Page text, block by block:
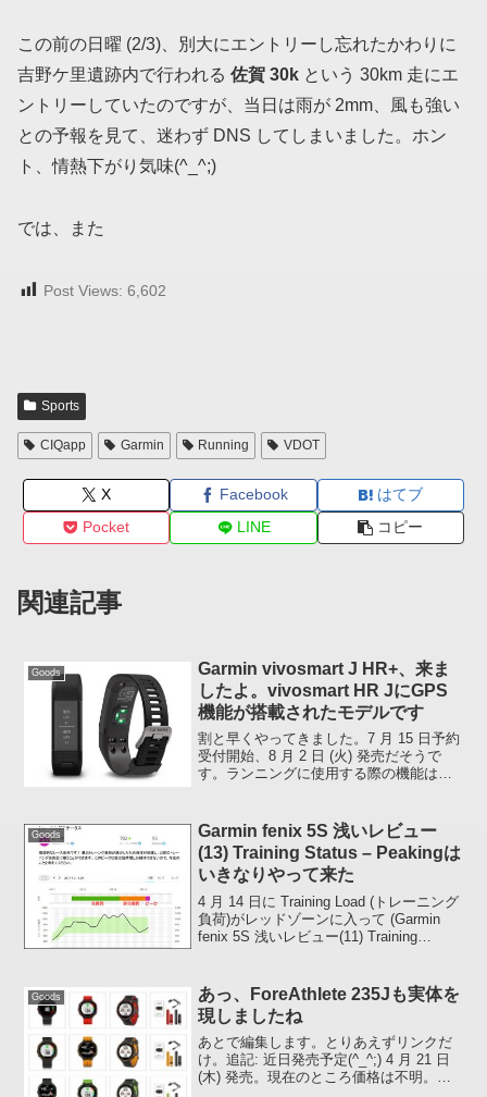
この前の日曜 (2/3)、別大にエントリーし忘れたかわりに
吉野ケ里遺跡内で行われる 佐賀 30k という 30km 走にエ
ントリーしていたのですが、当日は雨が 2mm、風も強い
との予報を見て、迷わず DNS してしまいました。ホン
ト、情熱下がり気味(^_^;)
では、また
Post Views: 6,602
Sports
CIQapp Garmin Running VDOT
X Facebook
はてブ
Pocket
LINE コピー
関連記事
Goods
Garmin vivosmart J HR+、来ま
したよ。vivosmart HR JにGPS
機能が搭載されたモデルです
割と早くやってきました。7 月 15 日予約
受付開始、8 月 2 日 (火) 発売だそうで
す。ランニングに使用する際の機能は
と思います。ただ、機能最小限のわりに
高...
Goods
Garmin fenix 5S 浅いレビュー
(13) Training Status – Peakingは
いきなりやって来た
4 月 14 日に Training Load (トレーニング
負荷)がレッドゾーンに入って (Garmin
fenix 5S 浅いレビュー(11) Training
Goods
あっ、ForeAthlete 235Jも実体を
現しましたね
あとで編集します。とりあえずリンクだ
け。追記: 近日発売予定(^_^;) 4 月 21 日
(木) 発売。現在のところ価格は不明。